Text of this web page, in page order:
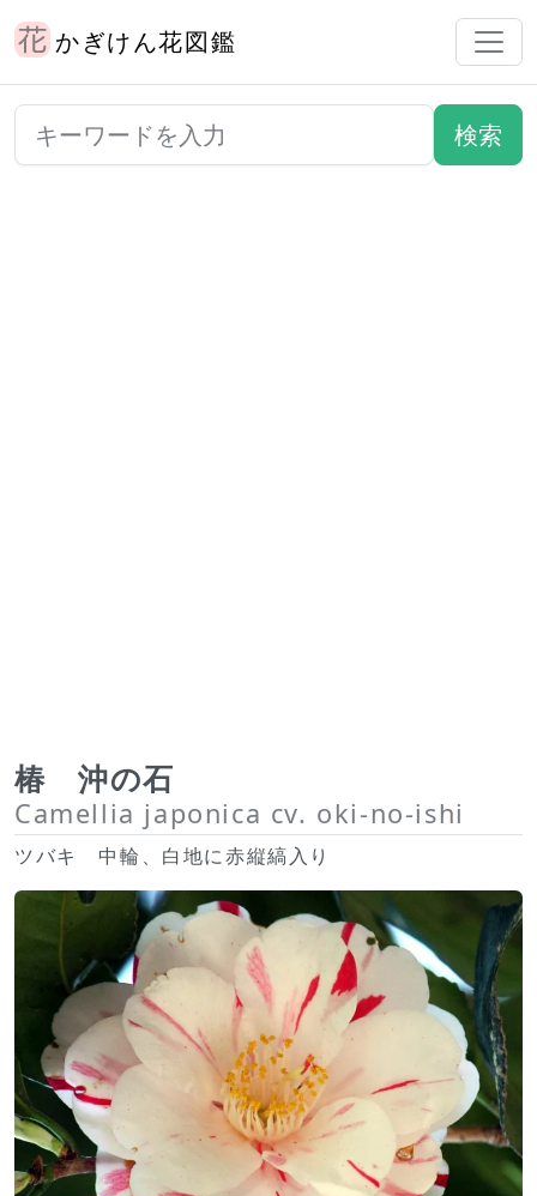
かぎけん花図鑑
椿 沖の石
Camellia japonica cv. oki-no-ishi
ツバキ 中輪、白地に赤縦縞入り